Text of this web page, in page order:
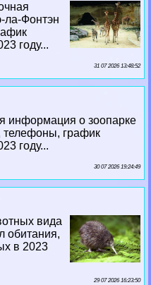
ла-Фонтэн
году...
31 07 2026 13:48:52
информация о зоопарке
телефоны, график
году...
30 07 2026 19:24:49
вида
обитания,
в 2023
29 07 2026 16:23:50